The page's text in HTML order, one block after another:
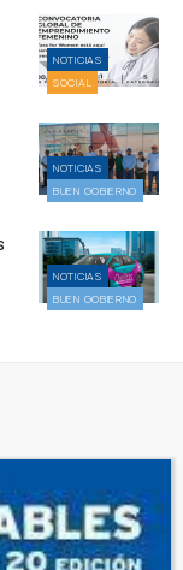
NOTICIAS
SOCIAL
NOTICIAS
BUEN GOBIERNO
NOTICIAS
BUEN GOBIERNO